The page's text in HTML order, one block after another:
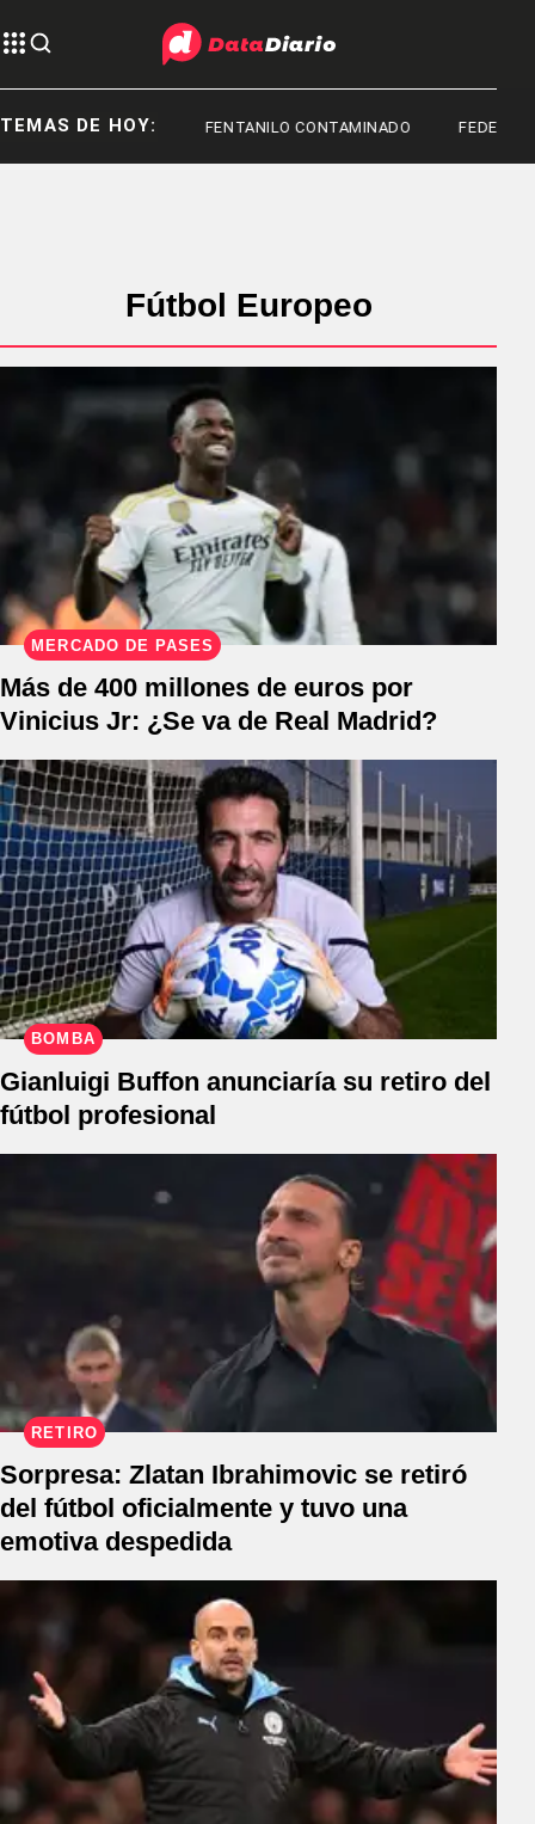
TEMAS DE HOY:
TOYOTA FENTANILO CONTAMINADO FEDERICO
Fútbol Europeo
MERCADO DE PASES
Más de 400 millones de euros por
Vinicius Jr: ¿Se va de Real Madrid?
BOMBA
Gianluigi Buffon anunciaría su retiro del
fútbol profesional
RETIRO
Sorpresa: Zlatan Ibrahimovic se retiró
del fútbol oficialmente y tuvo una
emotiva despedida